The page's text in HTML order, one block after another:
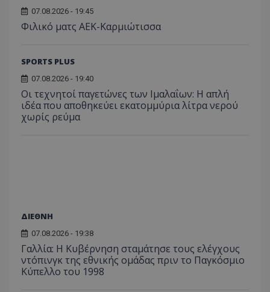
07.08.2026 - 19:45
Φιλικό ματς ΑΕΚ-Καρμιώτισσα
SPORTS PLUS
07.08.2026 - 19:40
Οι τεχνητοί παγετώνες των Ιμαλαΐων: Η απλή
ιδέα που αποθηκεύει εκατομμύρια λίτρα νερού
χωρίς ρεύμα
ΔΙΕΘΝΗ
07.08.2026 - 19:38
Γαλλία: Η Κυβέρνηση σταμάτησε τους ελέγχους
ντόπινγκ της εθνικής ομάδας πριν το Παγκόσμιο
Κύπελλο του 1998